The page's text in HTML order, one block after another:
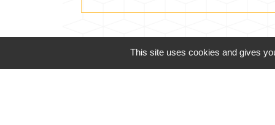
This site uses cookies and gives